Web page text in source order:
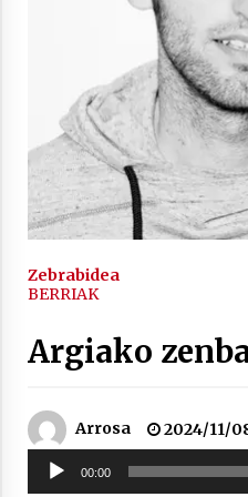
inguruko
2021/11/
Mahai-
eta
2021/11/
esker
2021/11/
Zebrabidea
BERRIAK
Argiako
Arrosa
2024/11/
Soinu
erreproduzigailua
00:00